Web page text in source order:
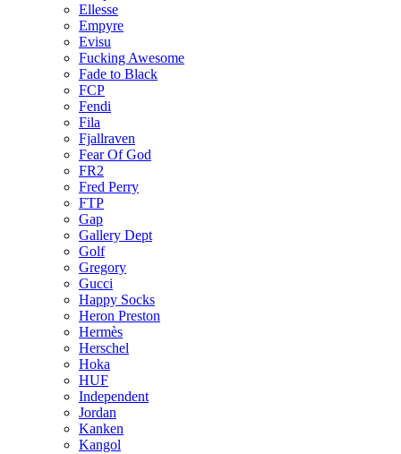
Ellesse
Empyre
Evisu
Fucking Awesome
Fade to Black
FCP
Fendi
Fila
Fjallraven
Fear Of God
FR2
Fred Perry
FTP
Gap
Gallery Dept
Golf
Gregory
Gucci
Happy Socks
Heron Preston
Hermès
Hersсhel
Hoka
HUF
Independent
Jordan
Kanken
Kangol